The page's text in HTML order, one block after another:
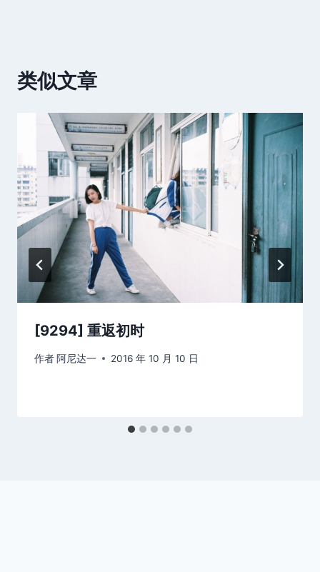
类似文章
[9294] 重返初时
作者 阿尼达一 2016 年 10 月 10 日